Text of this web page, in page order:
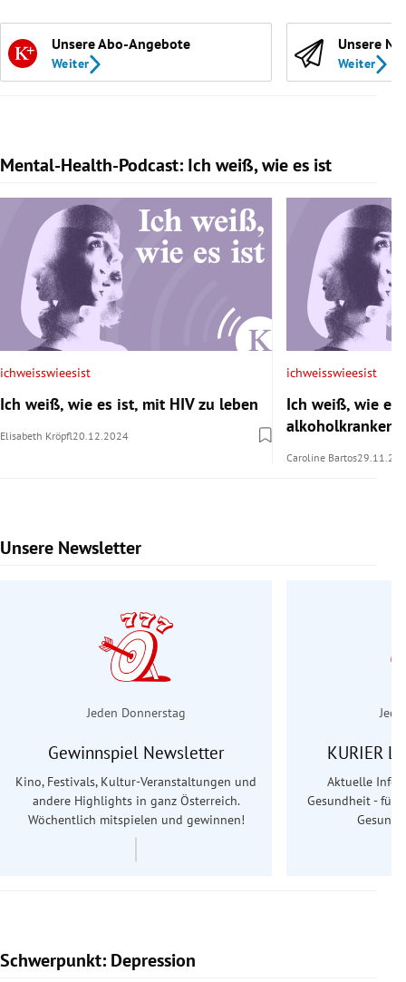
Unsere Abo-Angebote
Weiter
Unsere
Weiter
Mental-Health-Podcast: Ich weiß, wie es ist
Slide 1 von 7
ichweisswieesist
Ich weiß, wie es ist, mit HIV zu leben
Elisabeth Kröpfl20.12.2024
ichweisswieesist
Ich weiß, wie es
alkoholkranken
Caroline Bartos
Unsere Newsletter
Slide 1 von 6
Jeden Donnerstag
Gewinnspiel Newsletter
Kino, Festivals, Kultur-Veranstaltungen und
andere Highlights in ganz Österreich.
Wöchentlich mitspielen und gewinnen!
KURIER
Aktuelle
Gesundheit - für
Schwerpunkt: Depression
Slide 1 von 5